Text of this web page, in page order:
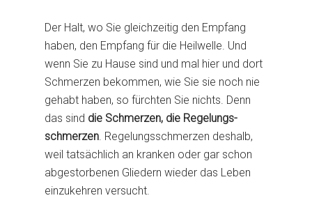
Der Halt, wo Sie gleichzeitig den Empfang
haben, den Empfang für die Heilwelle. Und
wenn Sie zu Hause sind und mal hier und dort
Schmerzen bekommen, wie Sie sie noch nie
gehabt haben, so fürchten Sie nichts. Denn
das sind die Schmerzen, die Regelungs-
schmerzen . Regelungsschmerzen deshalb,
weil tatsächlich an kranken oder gar schon
abgestorbenen Gliedern wieder das Leben
einzukehren versucht.
Jesus und die Sünder
Zitate aus der Bibel
Biographie
Worte und Wirken
Grönings
Vorträge und Reden
Lebensweisheiten
Fotos
Einstellen
Was wollte Bruno
Gottverbundenheit
Anleitung
Hilfen und
Heilungen bis 1959
Heilungen bis heute
Bes.
Bruno Gröning
Josette
Gem-Std/
Sinn und Inhalt der
Gruppenstunden
Weiterführende